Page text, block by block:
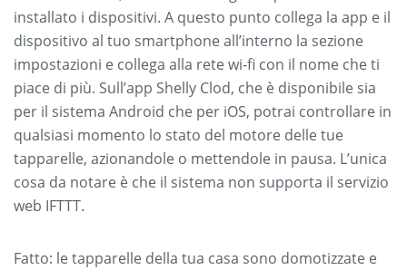
installato i dispositivi. A questo punto collega la app e il
dispositivo al tuo smartphone all’interno la sezione
impostazioni e collega alla rete wi-fi con il nome che ti
piace di più. Sull’app Shelly Clod, che è disponibile sia
per il sistema Android che per iOS, potrai controllare in
qualsiasi momento lo stato del motore delle tue
tapparelle, azionandole o mettendole in pausa. L’unica
cosa da notare è che il sistema non supporta il servizio
web IFTTT.
Fatto: le tapparelle della tua casa sono domotizzate e